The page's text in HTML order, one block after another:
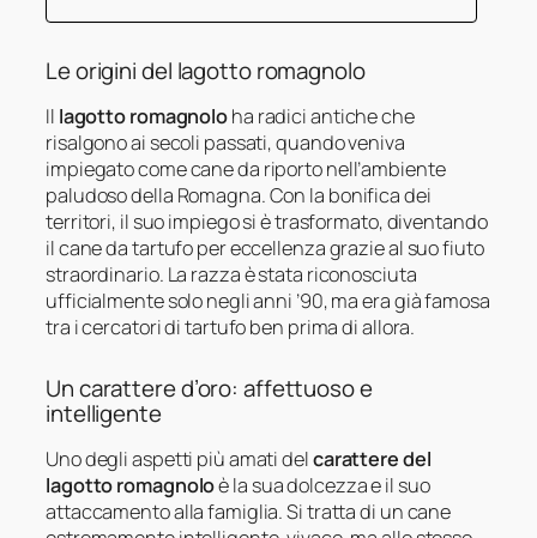
Le origini del lagotto romagnolo
Il lagotto romagnoloha radici antiche che
risalgono ai secoli passati, quando veniva
impiegato come cane da riporto nell’ambiente
paludoso della Romagna. Con la bonifica dei
territori, il suo impiego si è trasformato, diventando
il cane da tartufo per eccellenza grazie al suo fiuto
straordinario. La razza è stata riconosciuta
ufficialmente solo negli anni ’90, ma era già famosa
tra i cercatori di tartufo ben prima di allora.
Un carattere d’oro: affettuoso e
intelligente
Uno degli aspetti più amati delcarattere del
lagotto romagnoloè la sua dolcezza e il suo
attaccamento alla famiglia. Si tratta di un cane